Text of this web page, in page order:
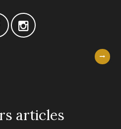
articles